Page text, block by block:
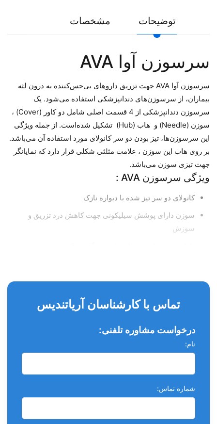
توضیحات مشخصات
سرسوزن آوا AVA
سرسوزن آوا AVA جهت تزریق داروهای بی‌حس‌کننده به درون لثه
بیماران، از سرسوزن‌های دندانپزشکی استفاده می‌شود. یک
سرسوزن دندانپزشکی از 4 قسمت اصلی شامل دو کاور (Cover) ،
سوزن (Needle) و هاب (Hub) تشکیل شده‌است. از جمله ویژگی
این سرسوزن‌ها، تیز بودن دو سر کانولای مورد استفاده آن می‌باشد.
بر روی هاب این سوزن ، علامت مثلثی شکلی قرار دارد که نمایانگر
جهت تیزی سوزن می‌باشد.
ویژگی سرسوزن AVA :
کانولای دو سر تیز شده با دیواره نازک
سوزن دارای پوشش سیلیکونی جهت کاهش درد تزریق و
سوزش
دارای نشان‌گر در جهت تیزی نوک سوزن
تماس با کارشناسان آریاتندیس
درخواست مشاوره تلفنی:
نام:
شماره تماس: